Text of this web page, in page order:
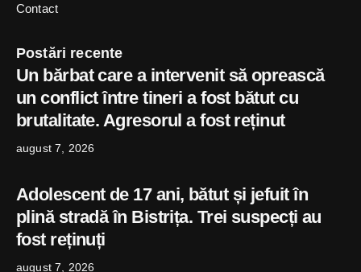
Contact
Postări recente
Un bărbat care a intervenit să oprească
un conflict între tineri a fost bătut cu
brutalitate. Agresorul a fost reținut
august 7, 2026
Adolescent de 17 ani, bătut și jefuit în
plină stradă în Bistrița. Trei suspecți au
fost reținuți
august 7, 2026